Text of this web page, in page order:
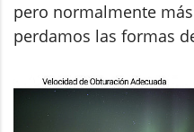
pero normalmente
perdamos las formas